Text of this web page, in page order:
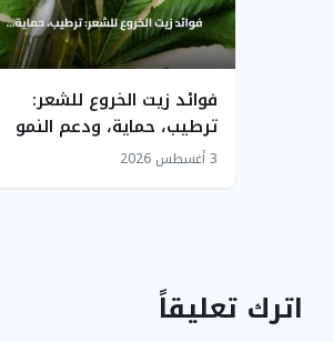
فوائد زيت الخروع للشعر:
ترطيب، حماية، ودعم النمو
3 أغسطس 2026
اترك تعليقاً